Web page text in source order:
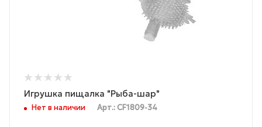
Игрушка пищалка "Рыба-шар"
Нет в наличии Арт.: CF1809-34